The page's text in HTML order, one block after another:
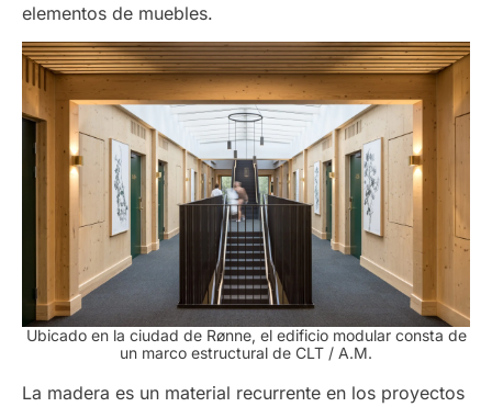
elementos de muebles.
Ubicado en la ciudad de Rønne, el edificio modular consta de
un marco estructural de CLT / A.M.
La madera es un material recurrente en los proyectos